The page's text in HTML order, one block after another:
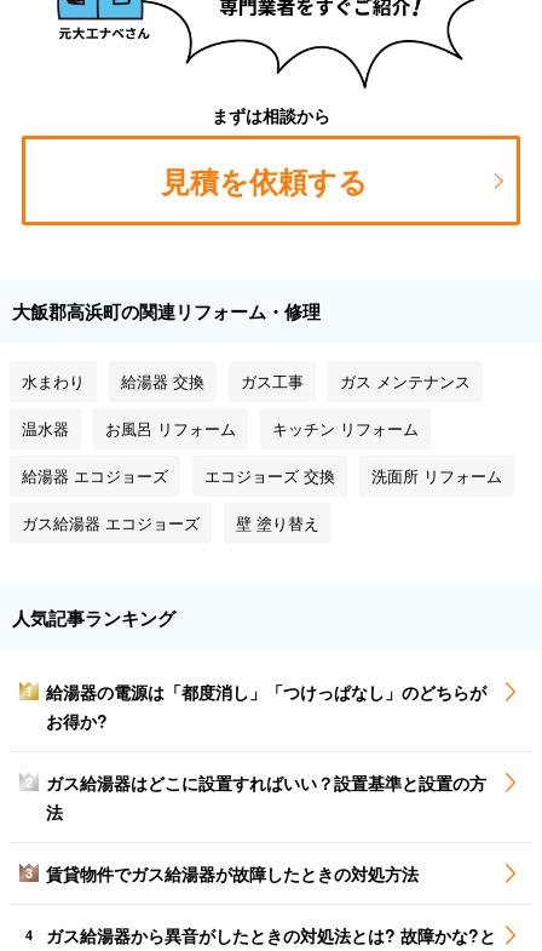
まずは相談から
見積を依頼する
大飯郡高浜町の関連リフォーム・修理
水まわり 給湯器 交換 ガス工事 ガス メンテナンス
温水器 お風呂 リフォーム キッチン リフォーム
給湯器 エコジョーズ エコジョーズ 交換 洗面所 リフォーム
ガス給湯器 エコジョーズ 壁 塗り替え
人気記事ランキング
1
給湯器の電源は「都度消し」「つけっぱなし」のどちらが
お得か?
2
ガス給湯器はどこに設置すればいい？設置基準と設置の方
法
3 賃貸物件でガス給湯器が故障したときの対処方法
4
ガス給湯器から異音がしたときの対処法とは? 故障かな?と